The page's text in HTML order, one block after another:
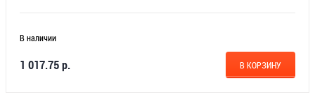
В наличии
1 017.75 р. В КОРЗИНУ